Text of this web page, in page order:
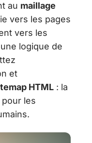
au maillage
vers les pages
vers les
logique de
et
HTML : la
les